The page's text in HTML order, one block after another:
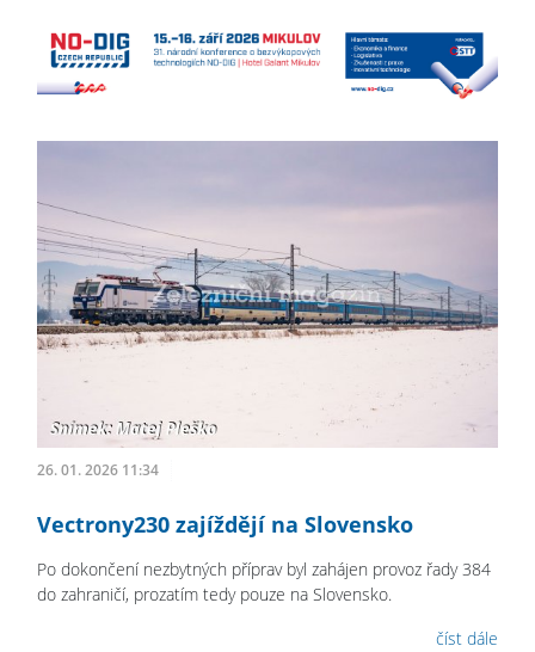
26. 01. 2026 11:34
Vectrony230 zajíždějí na Slovensko
Po dokončení nezbytných příprav byl zahájen provoz řady 384
do zahraničí, prozatím tedy pouze na Slovensko.
číst dále